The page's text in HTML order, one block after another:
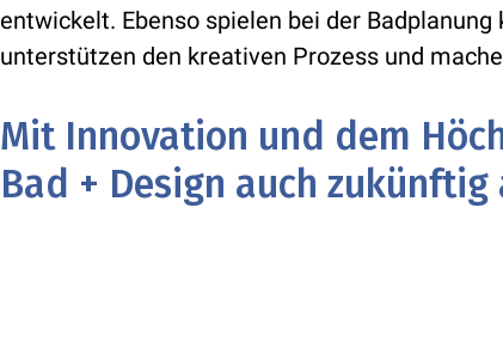
entwickelt. Ebenso spielen bei der
unterstützen den kreativen Prozess und
Mit Innovation und dem
Bad + Design auch